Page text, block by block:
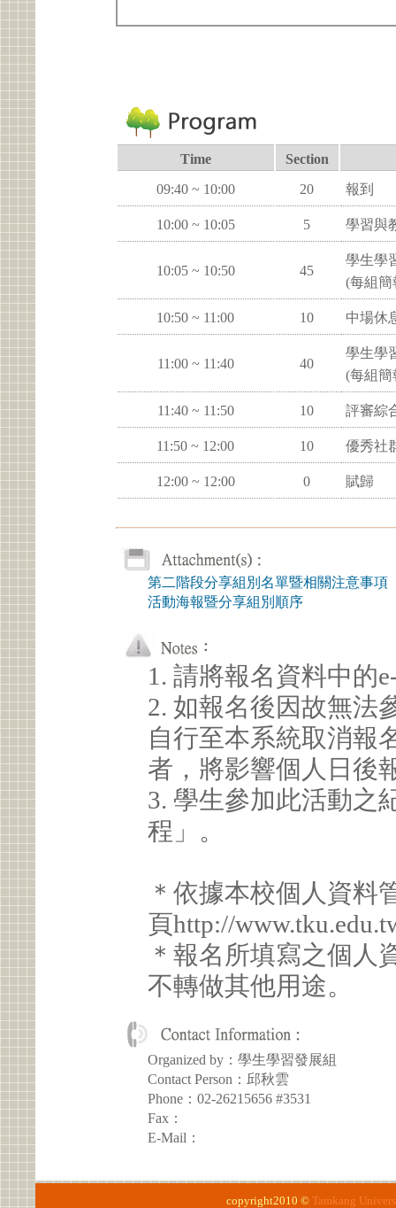
Time
Section
09:40 ~ 10:00
20 報到
10:00 ~ 10:05 5 學習與
10:05 ~ 10:50 45
學生學
(每組簡
10:50 ~ 11:00 10 中場休
11:00 ~ 11:40 40
學生學
(每組簡
11:40 ~ 11:50 10 評審綜
11:50 ~ 12:00 10 優秀社
12:00 ~ 12:00 0 賦歸
第二階段分享組別名單暨相關注意事項
活動海報暨分享組別順序
1. 請將報名資料中的
2. 如報名後因故無法
自行至本系統取消報
者，將影響個人日後
3. 學生參加此活動之
程」。
＊依據本校個人資料
頁http://
＊報名所填寫之個人
不轉做其他用途。
Organized by：學生學習發展組
Contact Person：邱秋雲
Phone：02-26215656 #3531
Fax：
E-Mail：
copyright2010 © Tamkang